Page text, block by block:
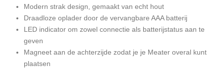
Modern strak design, gemaakt van echt hout
Draadloze oplader door de vervangbare AAA batterij
LED indicator om zowel connectie als batterijstatus aan te
geven
Magneet aan de achterzijde zodat je je Meater overal kunt
plaatsen